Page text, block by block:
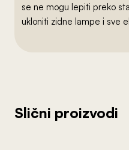
se ne mogu lepiti preko
ukloniti zidne lampe i sve
Slični proizvodi